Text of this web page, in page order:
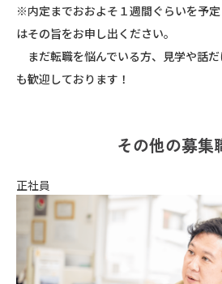
※内定までおおよそ１週間ぐらいを予
はその旨をお申し出ください。
まだ転職を悩んでいる方、見学や話
も歓迎しております！
その他の募集
正社員